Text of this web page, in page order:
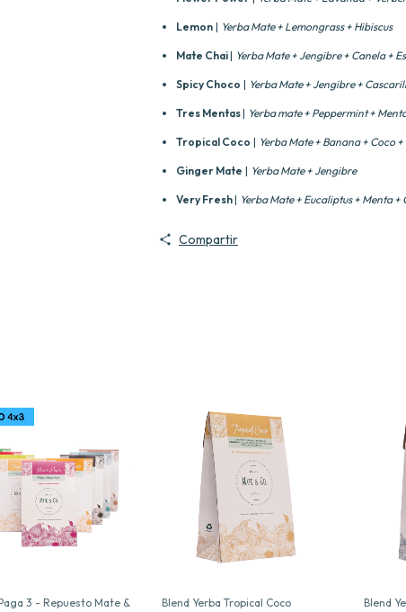
Lemon | Yerba Mate + Lemongrass + Hibiscus
Mate Chai| Yerba Mate + Jengibre + Canela +
Spicy Choco | Yerba Mate + Jengibre +
Tres Mentas| Yerba mate + Peppermint +
Tropical Coco | Yerba Mate + Banana + Coco
Ginger Mate | Yerba Mate + Jengibre
Very Fresh| Yerba Mate + Eucaliptus + Menta +
Compartir
3 - Repuesto Mate &
Blend Yerba Tropical Coco
Blend